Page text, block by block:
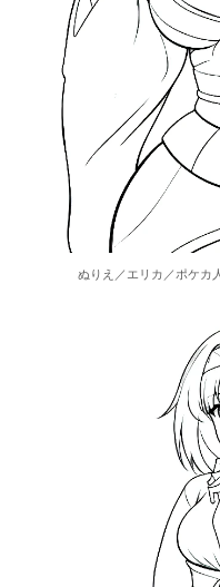
ぬりえ／エリカ／ポケカ